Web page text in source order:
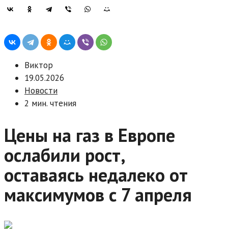
Виктор
19.05.2026
Новости
2 мин. чтения
Цены на газ в Европе
ослабили рост,
оставаясь недалеко от
максимумов с 7 апреля